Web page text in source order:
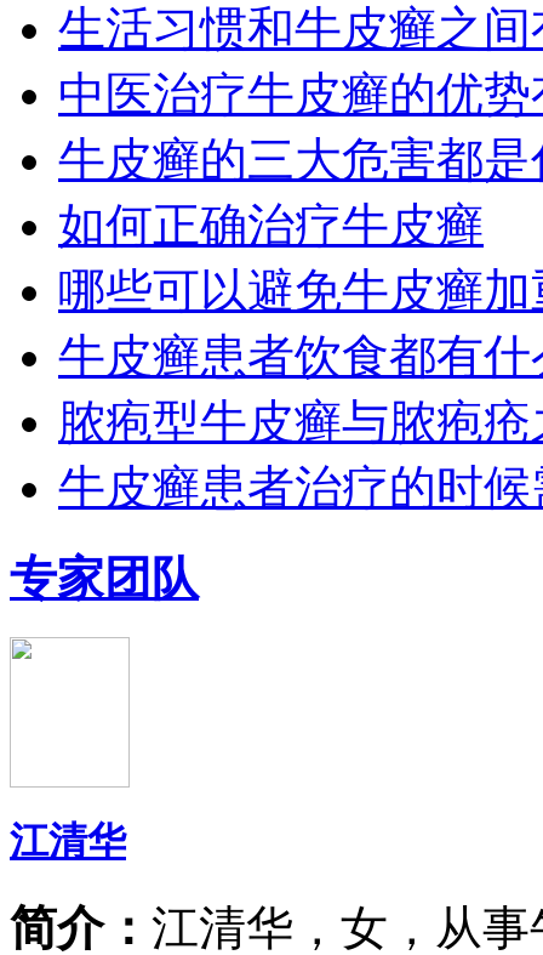
生活习惯和牛皮癣之
中医治疗牛皮癣的优
牛皮癣的三大危害都
如何正确治疗牛皮癣
哪些可以避免牛皮癣加
牛皮癣患者饮食都有
脓疱型牛皮癣与脓疱
牛皮癣患者治疗的时
专家团队
江清华
简介： 江清华，女，从事